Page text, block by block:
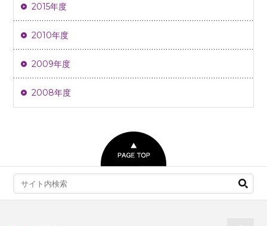
2015年度
2010年度
2009年度
2008年度